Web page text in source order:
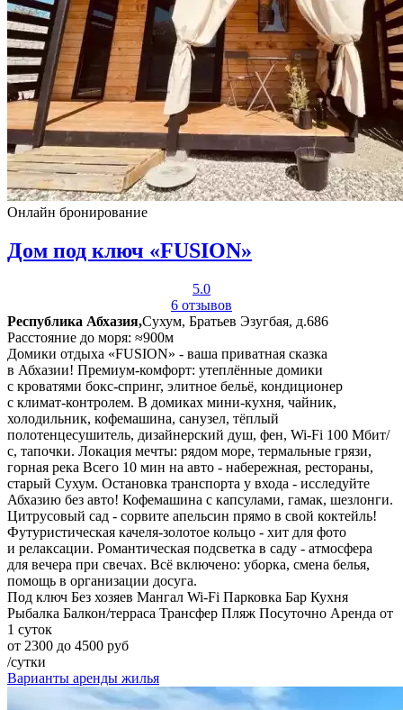
Онлайн бронирование
Дом под ключ «FUSION»
5.0
6 отзывов
Республика Абхазия,Сухум, Братьев Эзугбая, д.686
Расстояние до моря: ≈900м
Домики отдыха «FUSION» - ваша приватная сказка
в Абхазии! Премиум-комфорт: утеплённые домики
с кроватями бокс-спринг, элитное бельё, кондиционер
с климат-контролем. В домиках мини-кухня, чайник,
холодильник, кофемашина, санузел, тёплый
полотенцесушитель, дизайнерский душ, фен, Wi-Fi 100 Мбит/
с, тапочки. Локация мечты: рядом море, термальные грязи,
горная река Всего 10 мин на авто - набережная, рестораны,
старый Сухум. Остановка транспорта у входа - исследуйте
Абхазию без авто! Кофемашина с капсулами, гамак, шезлонги.
Цитрусовый сад - сорвите апельсин прямо в свой коктейль!
Футуристическая качеля-золотое кольцо - хит для фото
и релаксации. Романтическая подсветка в саду - атмосфера
для вечера при свечах. Всё включено: уборка, смена белья,
помощь в организации досуга.
Под ключ Без хозяев Мангал Wi-Fi Парковка Бар Кухня
Рыбалка Балкон/терраса Трансфер Пляж Посуточно Аренда от
1 суток
от 2300 до 4500 руб
/сутки
Варианты аренды жилья